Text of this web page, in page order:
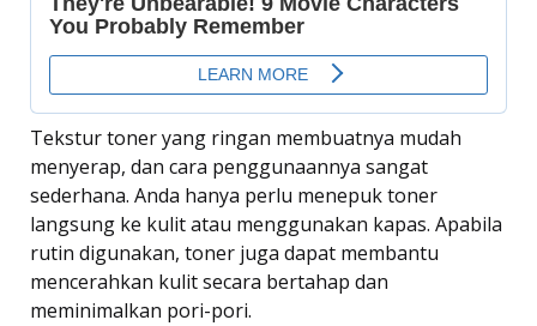
Tekstur toner yang ringan membuatnya mudah
menyerap, dan cara penggunaannya sangat
sederhana. Anda hanya perlu menepuk toner
langsung ke kulit atau menggunakan kapas. Apabila
rutin digunakan, toner juga dapat membantu
mencerahkan kulit secara bertahap dan
meminimalkan pori-pori.